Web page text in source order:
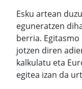
Esku artean
eguneratzen
berria.
jotzen diren
kalkulatu eta
egitea izan da